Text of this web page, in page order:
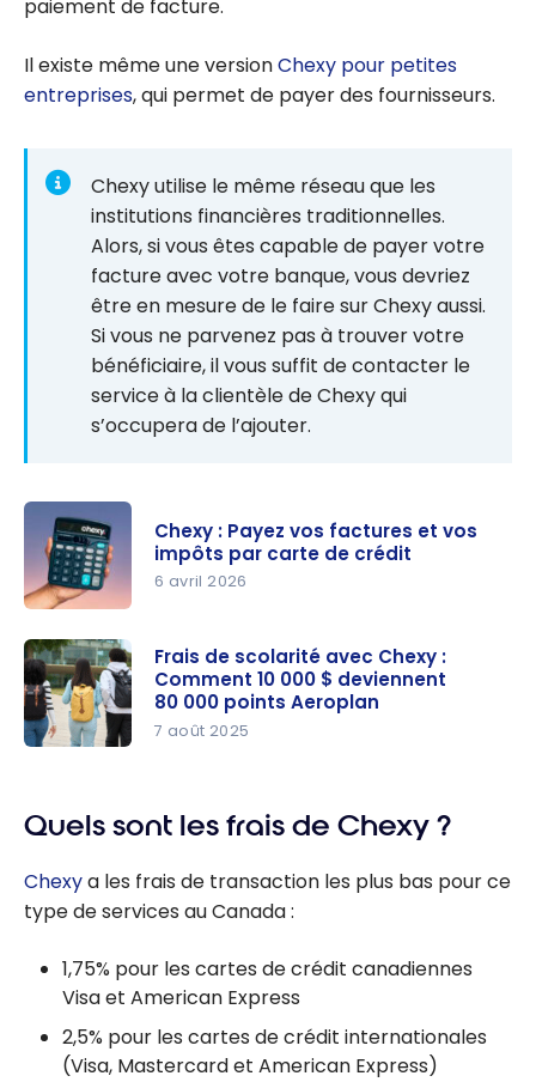
paiement de facture.
Il existe même une versionChexy pour petites
entreprises, qui permet de payer des fournisseurs.
Chexy utilise le même réseau que les
institutions financières traditionnelles.
Alors, si vous êtes capable de payer votre
facture avec votre banque, vous devriez
être en mesure de le faire sur Chexy aussi.
Si vous ne parvenez pas à trouver votre
bénéficiaire, il vous suffit de contacter le
service à la clientèle de Chexy qui
s’occupera de l’ajouter.
Payez vos
factures et
vos impôts
par carte
Chexy : Payez vos factures et vos
impôts par carte de crédit
6 avril 2026
avec
Comment
10 000 $
80 000
points
Aeroplan
Frais de scolarité avec Chexy :
Comment 10 000 $ deviennent
80 000 points Aeroplan
7 août 2025
Quels sont les frais de Chexy ?
Chexya les frais de transaction les plus bas pour ce
type de services au Canada :
1,75% pour les cartes de crédit canadiennes
Visa et American Express
2,5% pour les cartes de crédit internationales
(Visa, Mastercard et American Express)